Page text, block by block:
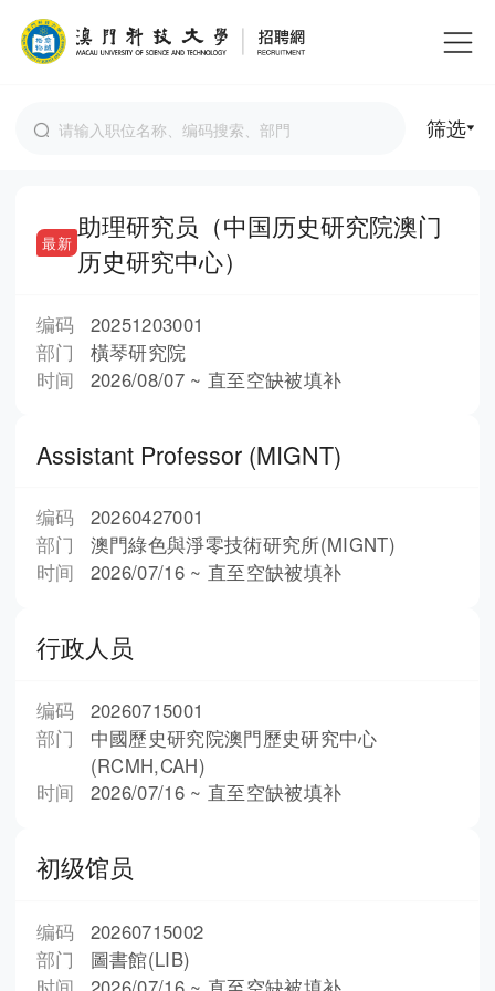
筛选
最新
助理研究员（中国历史研究院澳门
历史研究中心）
编码
20251203001
部门
橫琴研究院
时间
2026/08/07 ~ 直至空缺被填补
Assistant Professor (MIGNT)
编码
20260427001
部门
澳門綠色與淨零技術研究所(MIGNT)
时间
2026/07/16 ~ 直至空缺被填补
行政人员
编码
20260715001
部门
中國歷史研究院澳門歷史研究中心
(RCMH,CAH)
时间
2026/07/16 ~ 直至空缺被填补
初级馆员
编码
20260715002
部门
圖書館(LIB)